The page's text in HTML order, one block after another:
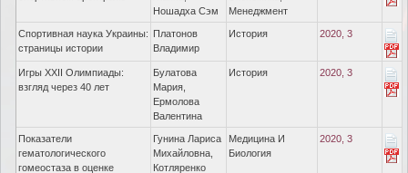
Ношадха Сэм
Менеджмент
Спортивная наука Украины:
страницы истории
Платонов
Владимир
История 2020, 3
Игры ХХІІ Олимпиады:
взгляд через 40 лет
Булатова
Мария,
Ермолова
Валентина
История 2020, 3
Показатели
гематологического
гомеостаза в оценке
Гунина Лариса
Михайловна,
Котляренко
Медицина И
Биология
2020, 3